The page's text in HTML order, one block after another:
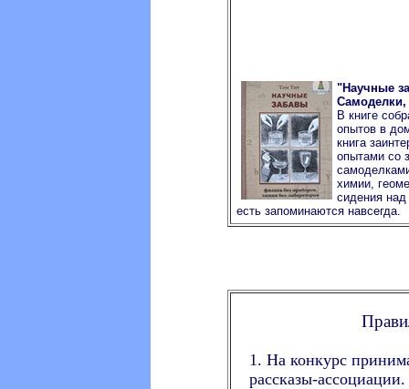
"Научные
Самоделки,
В книге
опытов в
книга
опытами со
химии,
сидения над
есть запоминаются навсегда.
1. На конкурс
рассказы-ассоциации.